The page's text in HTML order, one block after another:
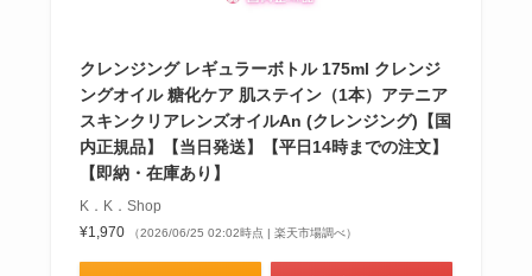
クレンジング レギュラーボトル 175ml クレンジ
ングオイル 糖化ケア 肌ステイン（1本）アテニア
スキンクリアレンズオイルAn (クレンジング)【国
内正規品】【当日発送】【平日14時までの注文】
【即納・在庫あり】
K．K．Shop
¥1,970
（2026/06/25 02:02時点 | 楽天市場調べ）